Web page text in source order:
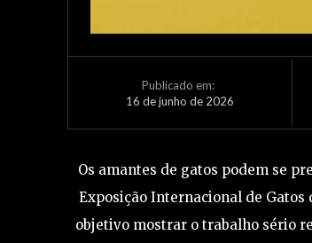
Publicado em:
16 de junho de 2026
Os amantes de gatos podem se
Exposição Internacional de Gatos
objetivo mostrar o trabalho sério